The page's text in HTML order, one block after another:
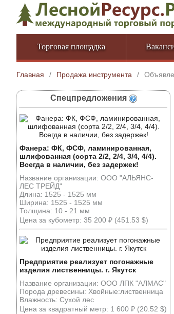
Торговая площадка
Главная / Продажа инструмента /
Спецпредложения
Фанера: ФК, ФСФ, ламинированная,
шлифованная (сорта 2/2, 2/4, 3/4, 4/4).
Всегда в наличии, без задержек!
Название организации: ООО "АЛЬЯНС-
ЛЕС ТРЕЙД"
Длина: 1525 - 1525 мм
Ширина: 1525 - 1525 мм
Толщина: 10 - 21 мм
Цена за кубометр: 35 200 ₽ (451.53 $)
Предприятие реализует погонажные
изделия лиственницы. г. Якутск
Название организации: ООО ЛПК "АЛМАС"
Порода древесины: Хвойные:лиственница
Влажность: Сухой лес
Цена за квадратный метр: 1 600 ₽ (20.52 $)